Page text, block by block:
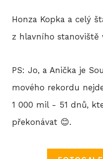
Honza Kopka a celý
z hlavního stanoviště
PS: Jo, a Anička je
mového rekordu
1 000 mil - 51 dnů,
překonávat 😊.